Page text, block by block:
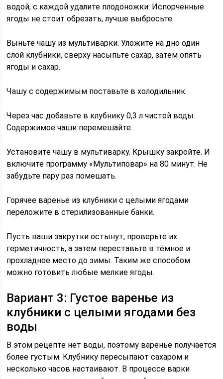
водой, с каждой удалите плодоножки. Испорченные
ягоды не стоит обрезать, лучше выбросьте.
Выньте чашу из мультиварки. Уложите на дно один
слой клубники, сверху насыпьте сахар, затем опять
ягоды и сахар.
Чашу с содержимым поставьте в холодильник.
Через час добавьте в клубнику 0,3 л чистой воды.
Содержимое чаши перемешайте.
Установите чашу в мультиварку. Крышку закройте. И
включите программу «Мультиповар» на 80 минут. Не
забудьте пару раз помешать.
Горячее варенье из клубники с целыми ягодами
переложите в стерилизованные банки.
Пусть ваши закрутки остынут, проверьте их
герметичность, а затем переставьте в тёмное и
прохладное место до зимы. Таким же способом
можно готовить любые мелкие ягоды.
Вариант 3: Густое варенье из
клубники с целыми ягодами без
воды
В этом рецепте нет воды, поэтому варенье получается
более густым. Клубнику пересыпают сахаром и
несколько часов настаивают. В процессе варки